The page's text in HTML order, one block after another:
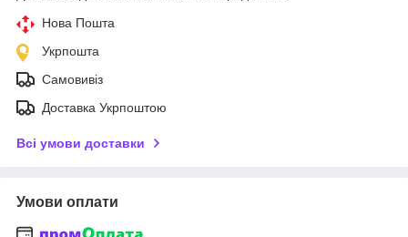
Нова Пошта
Укрпошта
Самовивіз
Доставка Укрпоштою
Всі умови доставки
Умови оплати